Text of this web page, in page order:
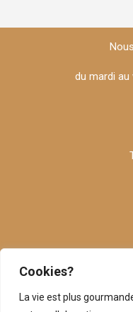
Cookies?
La vie est plus
du mardi au